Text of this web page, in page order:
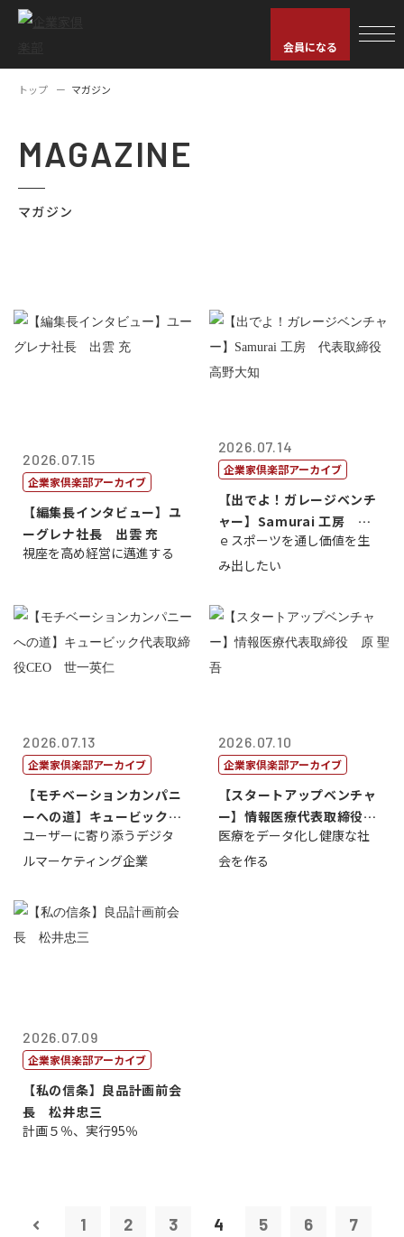
会員になる
トップ マガジン
MAGAZINE
マガジン
2026.07.15
企業家倶楽部アーカイブ
【編集長インタビュー】ユ
ーグレナ社長 出雲 充
視座を高め経営に邁進する
2026.07.14
企業家倶楽部アーカイブ
【出でよ！ガレージベンチ
ャー】Samurai 工房 代
表取締...
ｅスポーツを通し価値を生
み出したい
2026.07.13
企業家倶楽部アーカイブ
【モチベーションカンパニ
ーへの道】キュービック代
表取締役CE...
ユーザーに寄り添うデジタ
ルマーケティング企業
2026.07.10
企業家倶楽部アーカイブ
【スタートアップベンチャ
ー】情報医療代表取締役
原 聖吾
医療をデータ化し健康な社
会を作る
2026.07.09
企業家倶楽部アーカイブ
【私の信条】良品計画前会
長 松井忠三
計画５％、実行95％
1 2 3 4 5 6 7